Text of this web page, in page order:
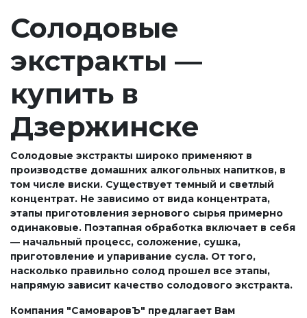
Солодовые
экстракты —
купить в
Дзержинске
Солодовые экстракты широко применяют в
производстве домашних алкогольных напитков, в
том числе виски. Существует темный и светлый
концентрат. Не зависимо от вида концентрата,
этапы приготовления зернового сырья примерно
одинаковые. Поэтапная обработка включает в себя
— начальный процесс, соложение, сушка,
приготовление и упаривание сусла. От того,
насколько правильно солод прошел все этапы,
напрямую зависит качество солодового экстракта.
Компания "СамоваровЪ" предлагает Вам